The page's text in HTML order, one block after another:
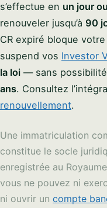
s’effectue en un jour
renouveler jusqu’à 90
CR expiré bloque votre
suspend vos Investor
la loi — sans
ans. Consultez
renouvellement.
Une immatriculation
constitue le socle
enregistrée au
vous ne pouvez ni
ni ouvrir un compte